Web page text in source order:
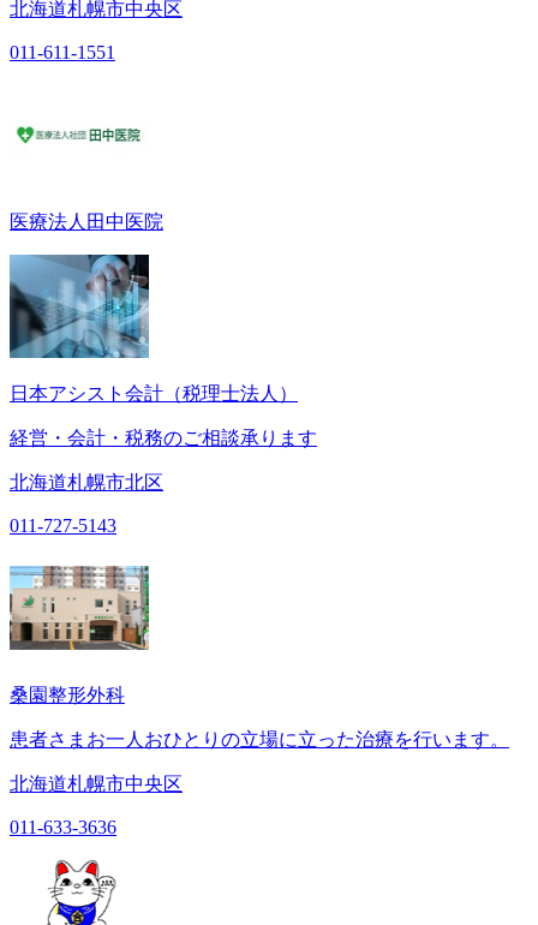
北海道札幌市中央区
011-611-1551
医療法人田中医院
日本アシスト会計（税理士法人）
経営・会計・税務のご相談承ります
北海道札幌市北区
011-727-5143
桑園整形外科
患者さまお一人おひとりの立場に立った治療を行います。
北海道札幌市中央区
011-633-3636